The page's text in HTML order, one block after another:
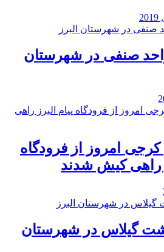
۶ واحد صنفی در شهرستان
امروز از فرودگاه
راهی کیش شدند
گیلاس در شهرستان